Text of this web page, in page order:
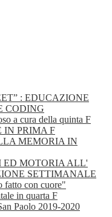
: EDUCAZIONE
CODING
a cura della quinta F
IN PRIMA F
MEMORIA IN
ED MOTORIA ALL'
SETTIMANALE
fatto con cuore"
in quarta F
Paolo 2019-2020